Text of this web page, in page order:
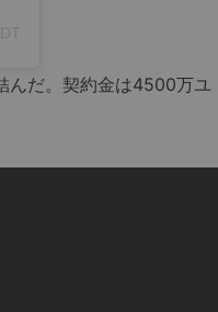
んだ。契約金は4500万ユ